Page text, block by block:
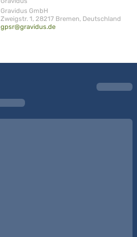
Gravidus GmbH
Zweigstr. 1, 28217 Bremen, Deutschland
gpsr@gravidus.de